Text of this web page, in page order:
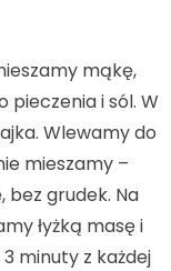
mąkę,
pieczenia i sól. W
Wlewamy do
mieszamy –
bez grudek. Na
łyżką masę i
minuty z każdej